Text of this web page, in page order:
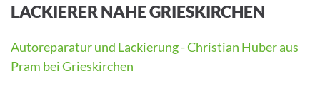
LACKIERER NAHE GRIESKIRCHEN
Autoreparatur und Lackierung - Christian Huber aus
Pram bei Grieskirchen